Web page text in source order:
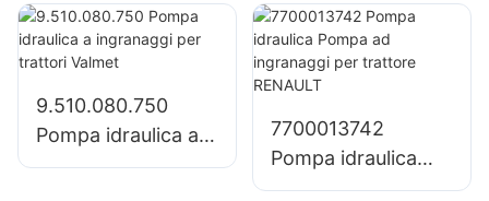
tandem SJ21032
per trattore John
Deere
1204/1354/6110B
trattore John
Deere
9.510.080.750
Pompa idraulica a
ingranaggi per
7700013742
Pompa idraulica
Pompa ad